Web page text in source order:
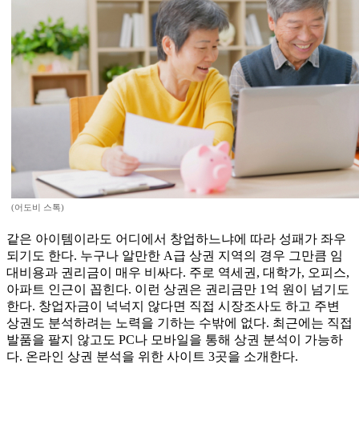
(어도비 스톡)
같은 아이템이라도 어디에서 창업하느냐에 따라 성패가 좌우
되기도 한다. 누구나 알만한 A급 상권 지역의 경우 그만큼 임
대비용과 권리금이 매우 비싸다. 주로 역세권, 대학가, 오피스,
아파트 인근이 꼽힌다. 이런 상권은 권리금만 1억 원이 넘기도
한다. 창업자금이 넉넉지 않다면 직접 시장조사도 하고 주변
상권도 분석하려는 노력을 기하는 수밖에 없다. 최근에는 직접
발품을 팔지 않고도 PC나 모바일을 통해 상권 분석이 가능하
다. 온라인 상권 분석을 위한 사이트 3곳을 소개한다.